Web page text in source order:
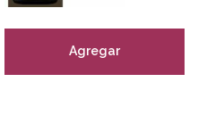
Agregar